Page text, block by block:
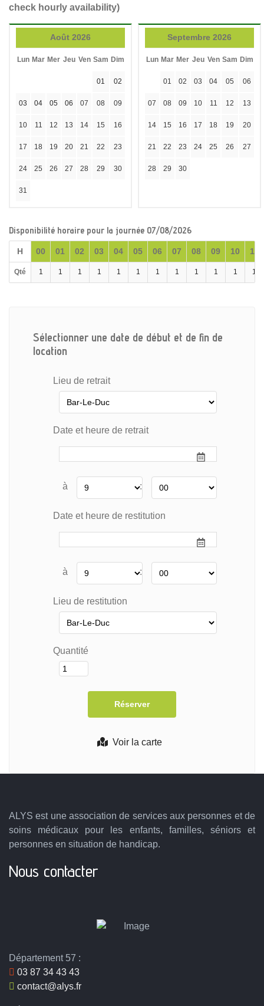
check hourly availability)
Août 2026
Lun Mar Mer Jeu Ven Sam Dim
01 02
03 04 05 06 07 08 09
10 11 12 13 14 15 16
17 18 19 20 21 22 23
24 25 26 27 28 29 30
31
Septembre 2026
Lun Mar Mer Jeu Ven Sam Dim
01 02 03 04 05 06
07 08 09 10 11 12 13
14 15 16 17 18 19 20
21 22 23 24 25 26 27
28 29 30
Disponibilité horaire pour la journée 07/08/2026
H 00 01 02 03 04 05 06 07 08 09 10 11
Qté 1 1 1 1 1 1 1 1 1 1 1 1
Sélectionner une date de début et de fin de
location
Voir la carte
Lieu de retrait
Date et heure de retrait
à :
Date et heure de restitution
à :
Lieu de restitution
Quantité
ALYS est une association de services aux personnes et de
soins médicaux pour les enfants, familles, séniors et
personnes en situation de handicap.
Nous contacter
Département 57 :
03 87 34 43 43
contact@alys.fr